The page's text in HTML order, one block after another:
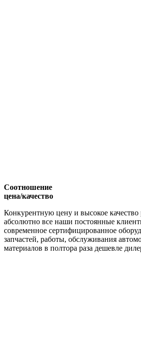
Соотношение
цена/качество
Конкурентную цену и высокое качество
абсолютно все наши постоянные
современное сертифицированное
запчастей, работы, обслуживания
материалов в полтора раза дешевле